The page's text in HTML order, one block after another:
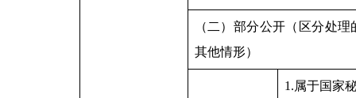
（二）部分公开（区分处
其他情形）
1.属于国家